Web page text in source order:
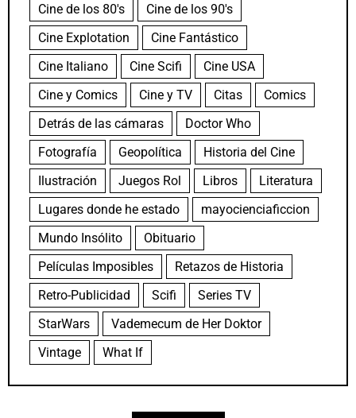
Cine de los 80's
Cine de los 90's
Cine Explotation
Cine Fantástico
Cine Italiano
Cine Scifi
Cine USA
Cine y Comics
Cine y TV Citas
Comics
Detrás de las cámaras
Doctor Who
Fotografía
Geopolítica
Historia del Cine
Ilustración
Juegos Rol Libros
Literatura
Lugares donde he estado
mayocienciaficcion
Mundo Insólito
Obituario
Películas Imposibles
Retazos de Historia
Retro-Publicidad
Scifi
Series TV
StarWars
Vademecum de Her Doktor
Vintage
What If